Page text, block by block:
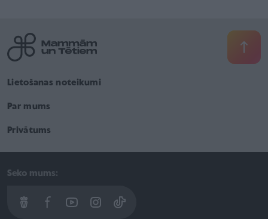
Lietošanas noteikumi
Par mums
Privātums
Seko mums: